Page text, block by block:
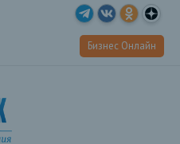
Бизнес Онлайн